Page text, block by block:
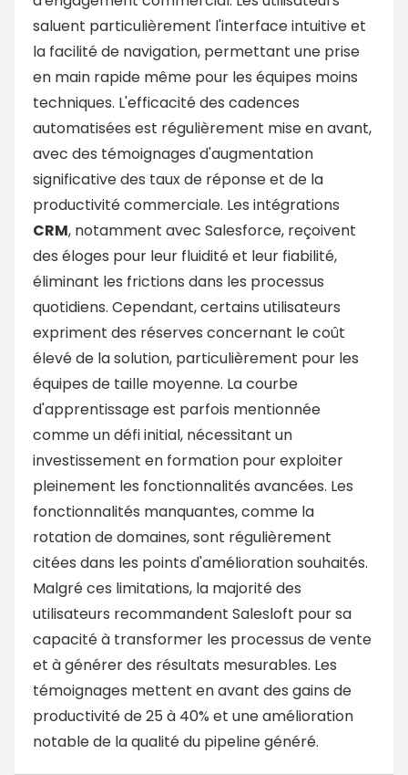
saluent particulièrement l'interface intuitive et
la facilité de navigation, permettant une prise
en main rapide même pour les équipes moins
techniques. L'efficacité des cadences
automatisées est régulièrement mise en avant,
avec des témoignages d'augmentation
significative des taux de réponse et de la
productivité commerciale. Les intégrations
CRM, notamment avec Salesforce, reçoivent
des éloges pour leur fluidité et leur fiabilité,
éliminant les frictions dans les processus
quotidiens. Cependant, certains utilisateurs
expriment des réserves concernant le coût
élevé de la solution, particulièrement pour les
équipes de taille moyenne. La courbe
d'apprentissage est parfois mentionnée
comme un défi initial, nécessitant un
investissement en formation pour exploiter
pleinement les fonctionnalités avancées. Les
fonctionnalités manquantes, comme la
rotation de domaines, sont régulièrement
citées dans les points d'amélioration souhaités.
Malgré ces limitations, la majorité des
utilisateurs recommandent Salesloft pour sa
capacité à transformer les processus de vente
et à générer des résultats mesurables. Les
témoignages mettent en avant des gains de
productivité de 25 à 40% et une amélioration
notable de la qualité du pipeline généré.